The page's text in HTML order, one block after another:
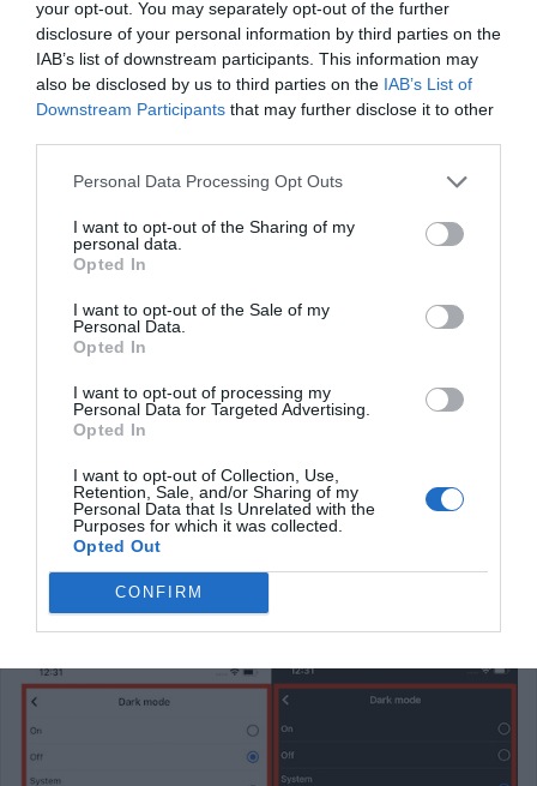
your opt-out. You may separately opt-out of the further
disclosure of your personal information by third parties on the
IAB’s list of downstream participants. This information may
also be disclosed by us to third parties on the IAB’s List of
Downstream Participants that may further disclose it to other
Personal Data Processing Opt Outs
I want to opt-out of the Sharing of my
personal data.
Opted In
I want to opt-out of the Sale of my
Personal Data.
Opted In
I want to opt-out of processing my
Personal Data for Targeted Advertising.
Opted In
I want to opt-out of Collection, Use,
Retention, Sale, and/or Sharing of my
Personal Data that Is Unrelated with the
Purposes for which it was collected.
Opted Out
CONFIRM